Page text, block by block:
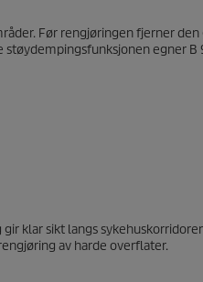
Før rengjøringen fjerner den
egner B
klar sikt langs
av harde overflater.